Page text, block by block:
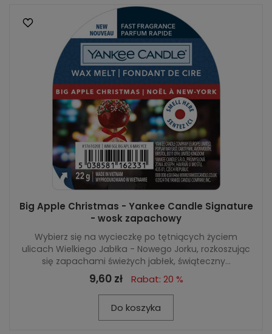
Big Apple Christmas - Yankee Candle Signature
- wosk zapachowy
Wybierz się na wycieczkę po tętniących życiem
ulicach Wielkiego Jabłka - Nowego Jorku, rozkoszując
się zapachami świeżych jabłek, świąteczny...
9,60 zł Rabat: 20 %
Do koszyka